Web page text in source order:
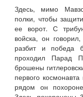
Здесь, мимо
полки, чтобы
ее ворот. С
войска, он
разбит и победа
проходил Парад
брошены
первого
рядом он